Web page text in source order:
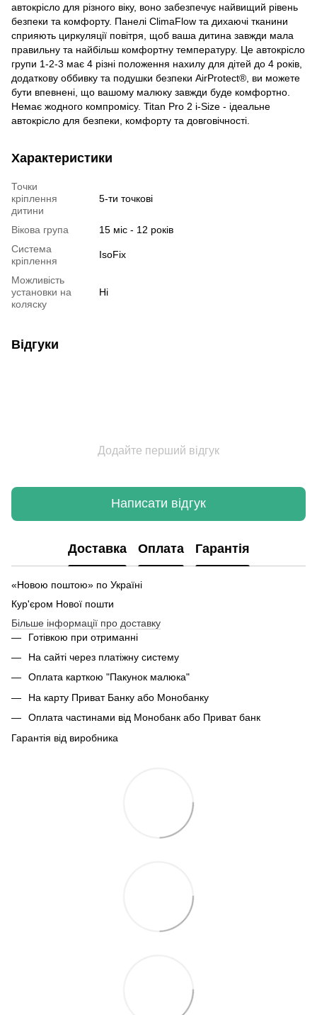
автокрісло для різного віку, воно забезпечує найвищий рівень
безпеки та комфорту. Панелі ClimaFlow та дихаючі тканини
сприяють циркуляції повітря, щоб ваша дитина завжди мала
правильну та найбільш комфортну температуру. Це автокрісло
групи 1-2-3 має 4 різні положення нахилу для дітей до 4 років,
додаткову оббивку та подушки безпеки AirProtect®, ви можете
бути впевнені, що вашому малюку завжди буде комфортно.
Немає жодного компромісу. Titan Pro 2 i-Size - ідеальне
автокрісло для безпеки, комфорту та довговічності.
Характеристики
Точки
кріплення
дитини
5-ти точкові
Вікова група
15 міс - 12 років
Система
кріплення
IsoFix
Можливість
установки на
коляску
Ні
Відгуки
Додайте перший відгук
Написати відгук
Доставка Оплата Гарантія
«Новою поштою» по Україні
Кур'єром Нової пошти
Більше інформації про доставку
Готівкою при отриманні
На сайті через платіжну систему
Оплата карткою "Пакунок малюка"
На карту Приват Банку або Монобанку
Оплата частинами від Монобанк або Приват банк
Гарантія від виробника